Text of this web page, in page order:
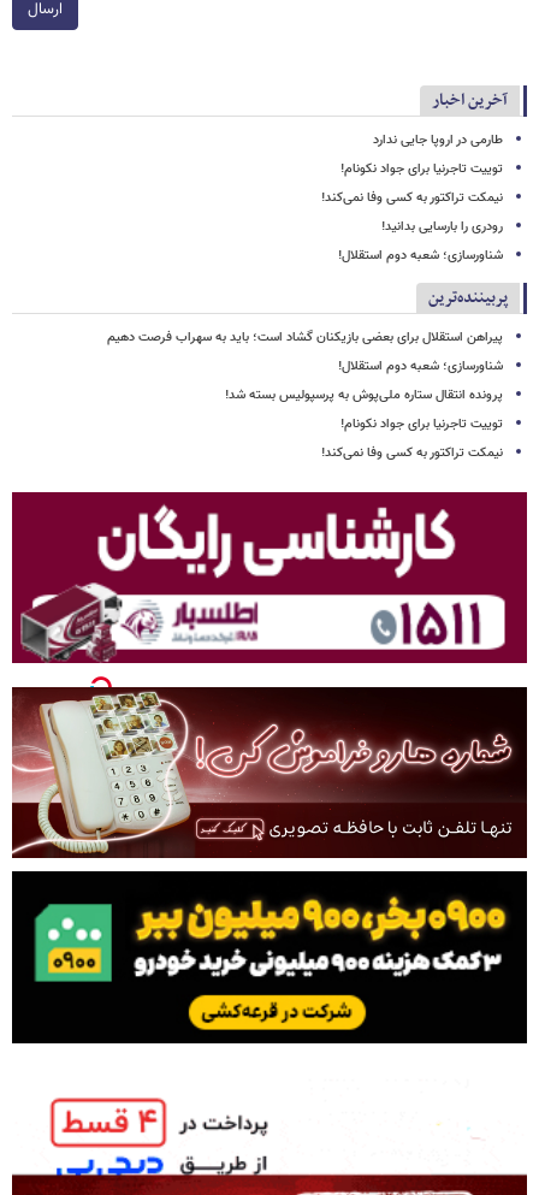
ارسال
آخرین اخبار
طارمی در اروپا جایی ندارد
توییت تاجرنیا برای جواد نکونام!
نیمکت تراکتور به کسی وفا نمی‌کند!
رودری را بارسایی بدانید!
شناورسازی؛ شعبه دوم استقلال!
پربیننده‌ترین
پیراهن استقلال برای بعضی بازیکنان گشاد است؛ باید به سهراب فرصت دهیم
شناورسازی؛ شعبه دوم استقلال!
پرونده انتقال ستاره ملی‌پوش به پرسپولیس بسته شد!
توییت تاجرنیا برای جواد نکونام!
نیمکت تراکتور به کسی وفا نمی‌کند!